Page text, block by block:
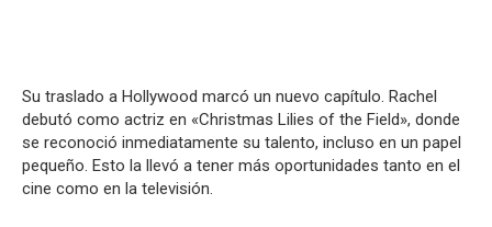
Su traslado a Hollywood marcó un nuevo capítulo. Rachel
debutó como actriz en «Christmas Lilies of the Field», donde
se reconoció inmediatamente su talento, incluso en un papel
pequeño. Esto la llevó a tener más oportunidades tanto en el
cine como en la televisión.